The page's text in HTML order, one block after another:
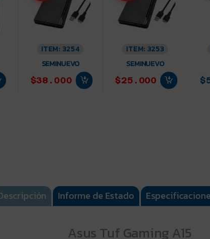
ITEM: 3254
SEMINUEVO
$38.000
ITEM: 3253
SEMINUEVO
$25.000
Informe de Estado
Asus Tuf Gaming A15